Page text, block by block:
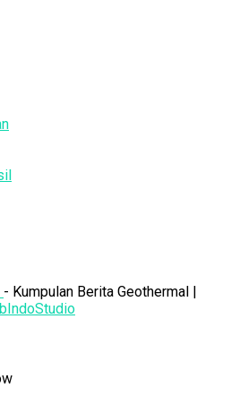
- Kumpulan Berita Geothermal |